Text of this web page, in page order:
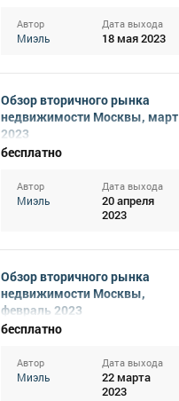
Автор
Миэль
Дата выхода
18 мая 2023
Обзор вторичного рынка
недвижимости Москвы, март
2023
бесплатно
Автор
Миэль
Дата выхода
20 апреля
2023
Обзор вторичного рынка
недвижимости Москвы,
февраль 2023
бесплатно
Автор
Миэль
Дата выхода
22 марта
2023